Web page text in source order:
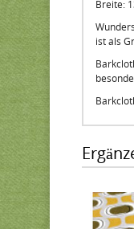
Breite:
ist als